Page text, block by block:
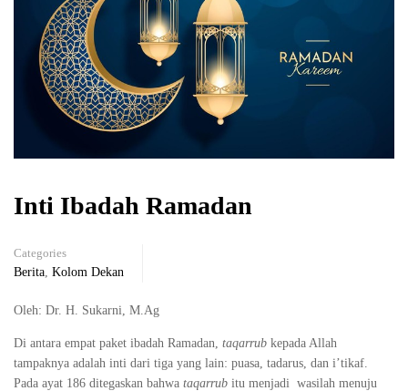
Inti Ibadah Ramadan
Categories
Berita Kolom Dekan
Oleh: Dr. H. Sukarni, M.Ag
Di antara empat paket ibadah Ramadan, taqarrub kepada Allah
tampaknya adalah inti dari tiga yang lain: puasa, tadarus, dan i’tikaf.
Pada ayat 186 ditegaskan bahwa taqarrub itu menjadi wasilah menuju